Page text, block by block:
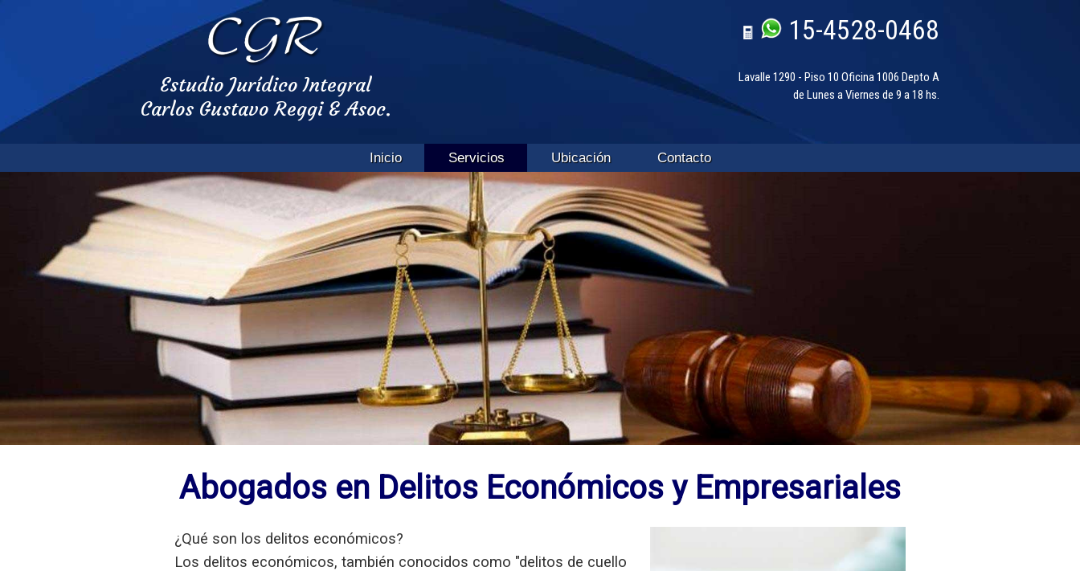
Estudio Jurídico Integral
Carlos Gustavo Reggi & Asoc.
15-4528-0468
Lavalle 1290 - Piso 10 Oficina 1006 Depto A
de Lunes a Viernes de 9 a 18 hs.
Inicio Servicios Ubicación Contacto
Abogados en Delitos Económicos y Empresariales
¿Qué son los delitos económicos?
Los delitos económicos, también conocidos como "delitos de cuello